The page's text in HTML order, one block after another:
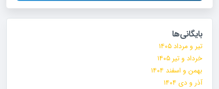
بایگانی‌ها
تیر و مرداد ۱۴۰۵
خرداد و تیر ۱۴۰۵
بهمن و اسفند ۱۴۰۴
آذر و دی ۱۴۰۴